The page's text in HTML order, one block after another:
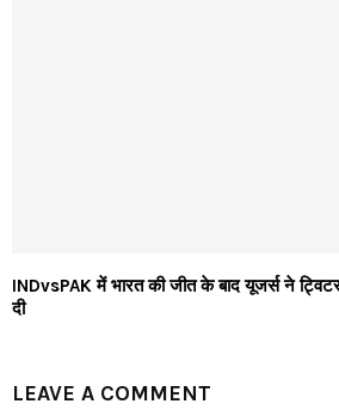
INDvsPAK में भारत की जीत के बाद यूजर्स ने
दी
LEAVE A COMMENT